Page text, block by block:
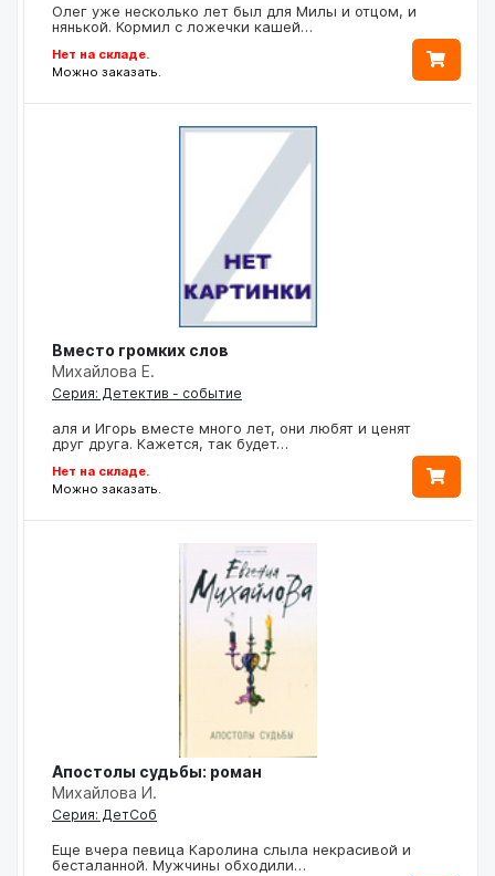
Олег уже несколько лет был для Милы и отцом, и
нянькой. Кормил с ложечки кашей…
Нет на складе.
Можно заказать.
Вместо громких слов
Михайлова Е.
Серия: Детектив - событие
аля и Игорь вместе много лет, они любят и ценят
друг друга. Кажется, так будет…
Нет на складе.
Можно заказать.
Апостолы судьбы: роман
Михайлова И.
Серия: ДетСоб
Еще вчера певица Каролина слыла некрасивой и
бесталанной. Мужчины обходили…